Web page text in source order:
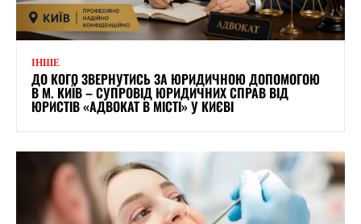
ІНШЕ
ДО КОГО ЗВЕРНУТИСЬ ЗА ЮРИДИЧНОЮ ДОПОМОГОЮ
В М. КИЇВ – СУПРОВІД ЮРИДИЧНИХ СПРАВ ВІД
ЮРИСТІВ «АДВОКАТ В МІСТІ» У КИЄВІ